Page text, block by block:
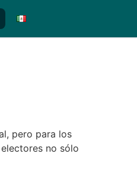
pero para los
no sólo